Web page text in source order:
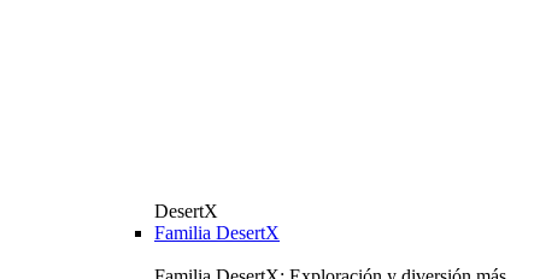
DesertX
Familia DesertX